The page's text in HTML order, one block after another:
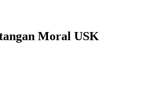
Moral USK